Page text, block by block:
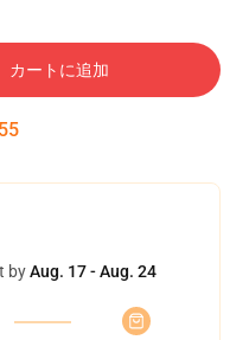
カートに追加
54
byAug. 17 - Aug. 24